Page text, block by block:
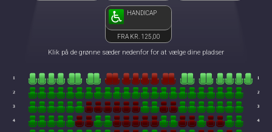
HANDICAP
FRA KR. 125,00
Klik på de grønne sæder nedenfor for at vælge dine pladser